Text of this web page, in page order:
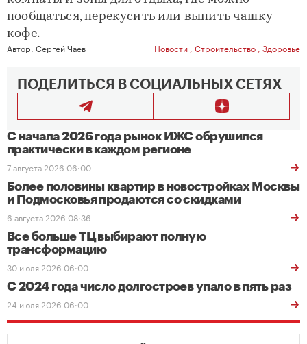
пообщаться, перекусить или выпить чашку
кофе.
Автор: Сергей Чаев Новости Строительство Здоровье
ПОДЕЛИТЬСЯ В СОЦИАЛЬНЫХ СЕТЯХ
С начала 2026 года рынок ИЖС обрушился
практически в каждом регионе
7 августа 2026 06:00
Более половины квартир в новостройках Москвы
и Подмосковья продаются со скидками
6 августа 2026 08:36
Все больше ТЦ выбирают полную
трансформацию
30 июля 2026 06:00
С 2024 года число долгостроев упало в пять раз
24 июля 2026 06:00